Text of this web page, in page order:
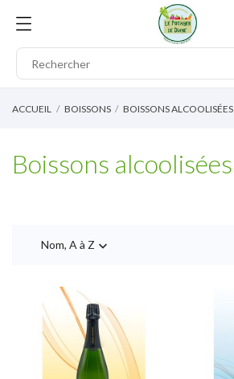
ACCUEIL BOISSONS BOISSONS ALCOOLISÉES
Boissons alcoolisées
Nom, A à Z 